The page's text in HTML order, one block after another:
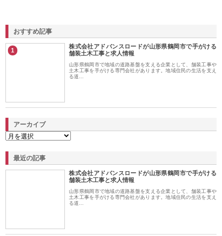
おすすめ記事
1
株式会社アドバンスロードが山形県鶴岡市で手がける
舗装土木工事と求人情報
山形県鶴岡市で地域の道路基盤を支える企業として、舗装工事や
土木工事を手がける専門会社があります。地域住民の生活を支え
る道…
アーカイブ
最近の記事
株式会社アドバンスロードが山形県鶴岡市で手がける
舗装土木工事と求人情報
山形県鶴岡市で地域の道路基盤を支える企業として、舗装工事や
土木工事を手がける専門会社があります。地域住民の生活を支え
る道…